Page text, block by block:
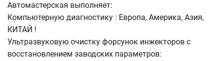
Mitsubishi Nissan SEAT
Автомастерская выполняет:
Компьютерную диагностику : Европа, Америка, Азия,
КИТАЙ !
Ультразвуковую очистку форсунок инжекторов с
восстановлением заводских параметров: